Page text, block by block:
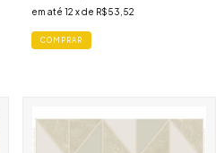
em até 12 x de R$53,52
COMPRAR